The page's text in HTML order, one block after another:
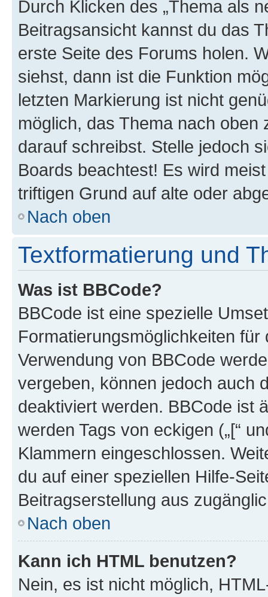
Durch Klicken des „Thema als
Beitragsansicht kannst du das
erste Seite des Forums holen.
siehst, dann ist die Funktion
letzten Markierung ist nicht
möglich, das Thema nach oben
darauf schreibst. Stelle jedoch
Boards beachtest! Es wird
triftigen Grund auf alte oder
Nach oben
Textformatierung und
Was ist BBCode?
BBCode ist eine spezielle
Formatierungsmöglichkeiten
Verwendung von BBCode
vergeben, können jedoch auch
deaktiviert werden. BBCode ist
werden Tags von eckigen („[“
Klammern eingeschlossen.
du auf einer speziellen Hilfe-
Beitragserstellung aus
Nach oben
Kann ich HTML benutzen?
Nein, es ist nicht möglich,